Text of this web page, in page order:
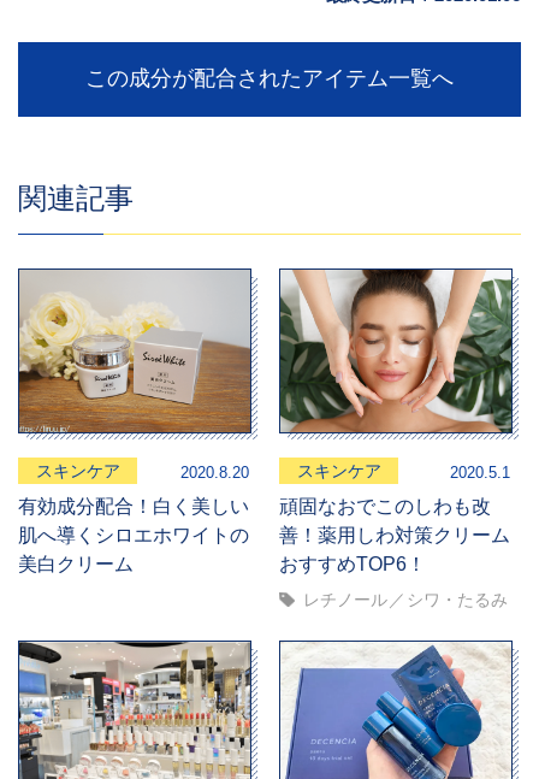
この成分が配合されたアイテム一覧へ
関連記事
スキンケア 2020.8.20
有効成分配合！白く美しい
肌へ導くシロエホワイトの
美白クリーム
スキンケア 2020.5.1
頑固なおでこのしわも改
善！薬用しわ対策クリーム
おすすめTOP6！
レチノール シワ・たるみ